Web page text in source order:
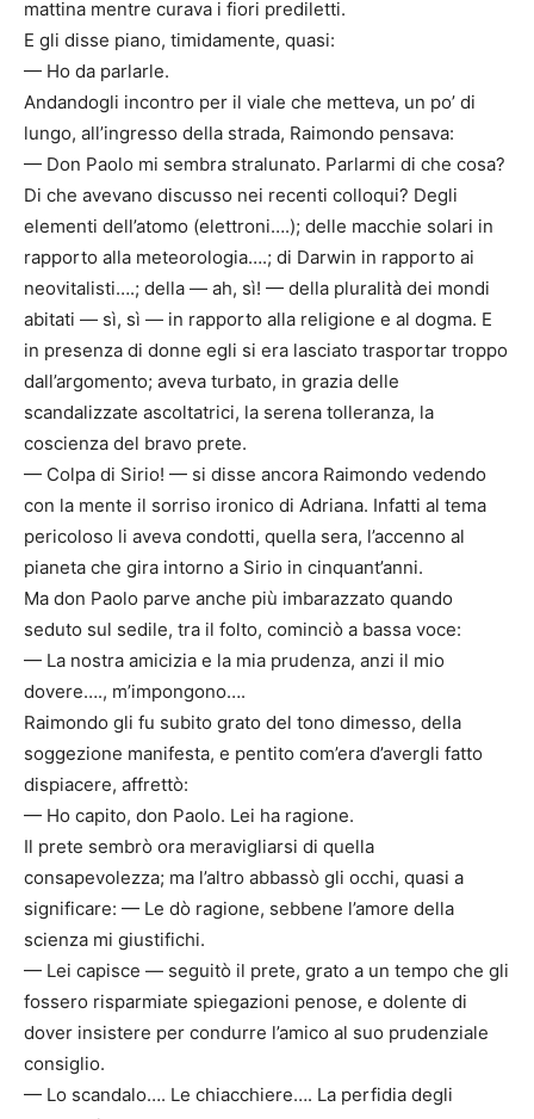
mattina mentre curava i fiori prediletti.
E gli disse piano, timidamente, quasi:
— Ho da parlarle.
Andandogli incontro per il viale che metteva, un po’ di
lungo, all’ingresso della strada, Raimondo pensava:
— Don Paolo mi sembra stralunato. Parlarmi di che cosa?
Di che avevano discusso nei recenti colloqui? Degli
elementi dell’atomo (elettroni….); delle macchie solari in
rapporto alla meteorologia….; di Darwin in rapporto ai
neovitalisti….; della — ah, sì! — della pluralità dei mondi
abitati — sì, sì — in rapporto alla religione e al dogma. E
in presenza di donne egli si era lasciato trasportar troppo
dall’argomento; aveva turbato, in grazia delle
scandalizzate ascoltatrici, la serena tolleranza, la
coscienza del bravo prete.
— Colpa di Sirio! — si disse ancora Raimondo vedendo
con la mente il sorriso ironico di Adriana. Infatti al tema
pericoloso li aveva condotti, quella sera, l’accenno al
pianeta che gira intorno a Sirio in cinquant’anni.
Ma don Paolo parve anche più imbarazzato quando
seduto sul sedile, tra il folto, cominciò a bassa voce:
— La nostra amicizia e la mia prudenza, anzi il mio
dovere…., m’impongono….
Raimondo gli fu subito grato del tono dimesso, della
soggezione manifesta, e pentito com’era d’avergli fatto
dispiacere, affrettò:
— Ho capito, don Paolo. Lei ha ragione.
Il prete sembrò ora meravigliarsi di quella
consapevolezza; ma l’altro abbassò gli occhi, quasi a
significare: — Le dò ragione, sebbene l’amore della
scienza mi giustifichi.
— Lei capisce — seguitò il prete, grato a un tempo che gli
fossero risparmiate spiegazioni penose, e dolente di
dover insistere per condurre l’amico al suo prudenziale
consiglio.
— Lo scandalo…. Le chiacchiere…. La perfidia degli